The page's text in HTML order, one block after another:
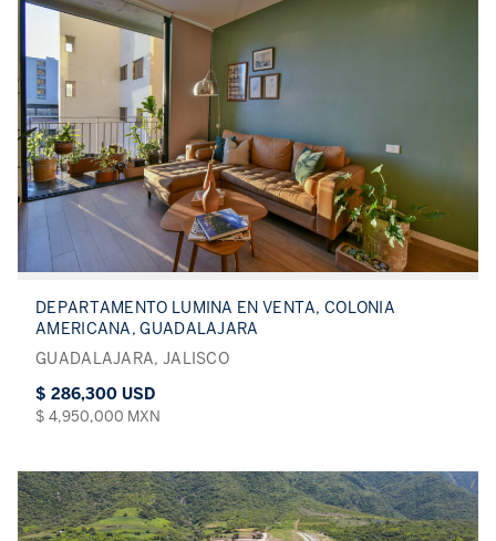
DEPARTAMENTO LUMINA EN VENTA, COLONIA
AMERICANA, GUADALAJARA
GUADALAJARA, JALISCO
$ 286,300 USD
$ 4,950,000 MXN